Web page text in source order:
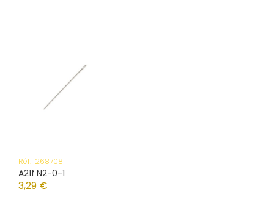
Réf: 1268708
A21f N2-0-1
3,29 €